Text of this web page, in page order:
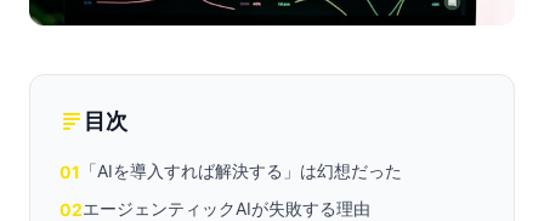
目次
01 「AIを導入すれば解決する」は幻想だった
02エージェンティックAIが失敗する理由